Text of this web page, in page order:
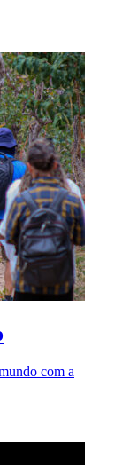
com a